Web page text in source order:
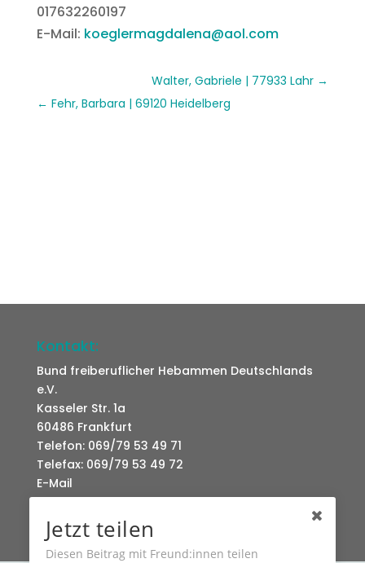
017632260197
E-Mail: koeglermagdalena@aol.com
Walter, Gabriele | 77933 Lahr
Fehr, Barbara | 69120 Heidelberg
Kontakt:
Bund freiberuflicher Hebammen Deutschlands
e.V.
Kasseler Str. 1a
60486 Frankfurt
Telefon: 069/79 53 49 71
Telefax: 069/79 53 49 72
E-Mail
Jetzt teilen
Diesen Beitrag mit Freund:innen teilen